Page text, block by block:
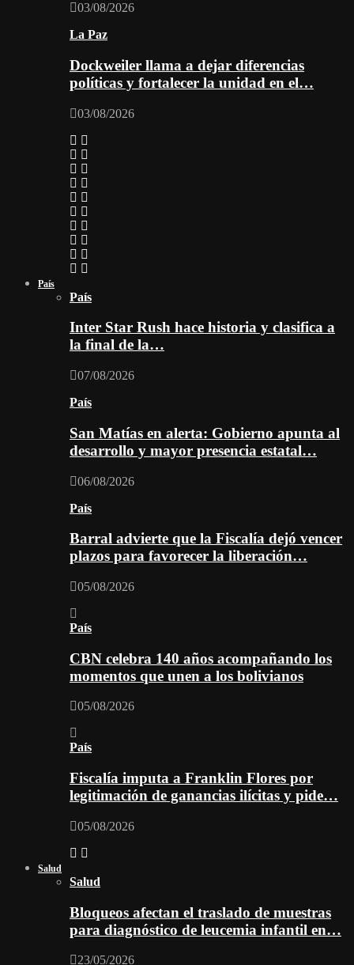
03/08/2026
La Paz
Dockweiler llama a dejar diferencias
políticas y fortalecer la unidad en el…
03/08/2026
País
País
Inter Star Rush hace historia y clasifica a
la final de la…
07/08/2026
País
San Matías en alerta: Gobierno apunta al
desarrollo y mayor presencia estatal…
06/08/2026
País
Barral advierte que la Fiscalía dejó vencer
plazos para favorecer la liberación…
05/08/2026
País
CBN celebra 140 años acompañando los
momentos que unen a los bolivianos
05/08/2026
País
Fiscalía imputa a Franklin Flores por
legitimación de ganancias ilícitas y pide…
05/08/2026
Salud
Salud
Bloqueos afectan el traslado de muestras
para diagnóstico de leucemia infantil en…
23/05/2026